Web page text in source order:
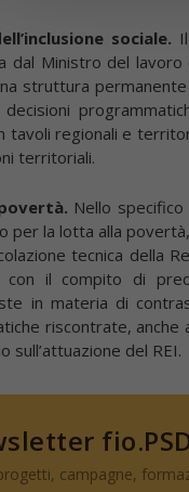
sociale.
dal Ministro del
struttura
decisioni
tavoli regionali e
territoriali.
Nello
per la lotta alla
tecnica della
con il compito di
in materia di
riscontrate,
sull’attuazione del REI.
campagne,